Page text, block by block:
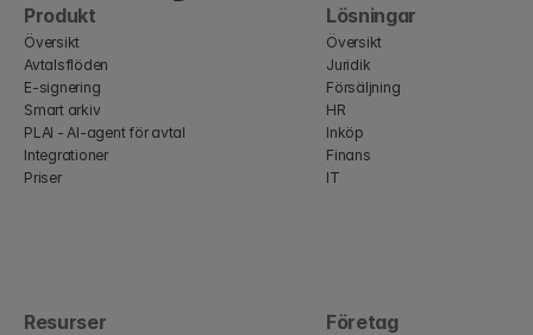
Produkt
Översikt
Avtalsflöden
E-signering
Smart arkiv
PLAI - AI-agent för avtal
Integrationer
Priser
Lösningar
Översikt
Juridik
Försäljning
HR
Inköp
Finans
IT
Resurser Företag